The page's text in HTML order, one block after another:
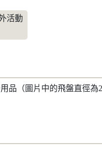
活動
品（圖片中的飛盤直徑為